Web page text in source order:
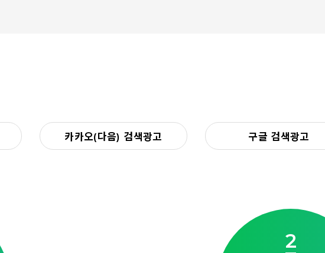
카카오(다음) 검색광고 구글 검색광고
2